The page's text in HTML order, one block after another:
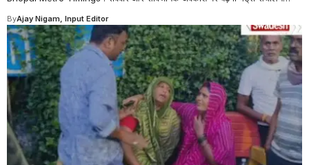
ByAjay Nigam, Input Editor